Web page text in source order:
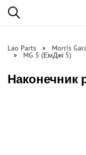
Lao Parts Morris
MG 5 (ЕмДжі 5)
Наконечник